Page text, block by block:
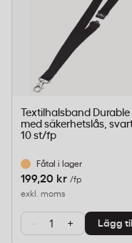
Textilhalsband Durable
med säkerhetslås,
10 st/fp
Fåtal i lager
199,20 kr /fp
exkl. moms
- + Lägg till